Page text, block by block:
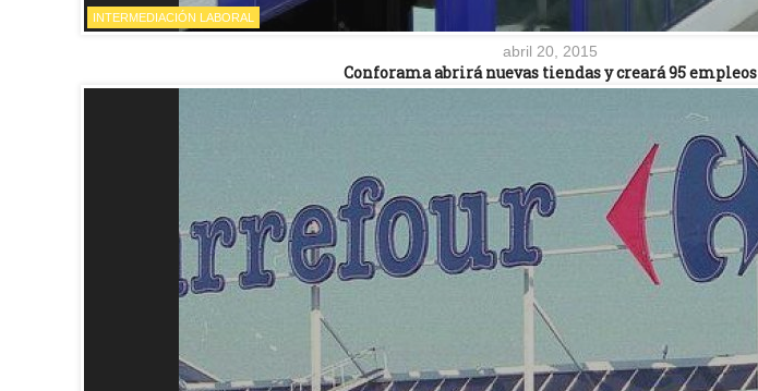
INTERMEDIACIÓN LABORAL
abril 20, 2015
Conforama abrirá nuevas tiendas y creará 95 empleos